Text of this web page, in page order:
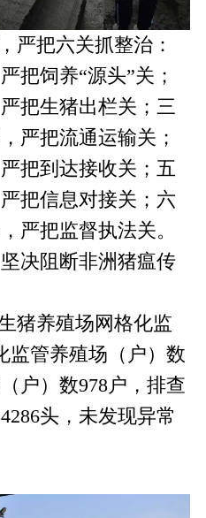
严把六关抓整治：
把饲养“源头”关；
把生猪出栏关；三
严把流通运输关；
把到达接收关；五
把信息对接关；六
严把监督执法关。
决阻断非洲猪瘟传
猪养殖场网格化监
监管养殖场（户）数
户）数978户，排查
头，未发现异常